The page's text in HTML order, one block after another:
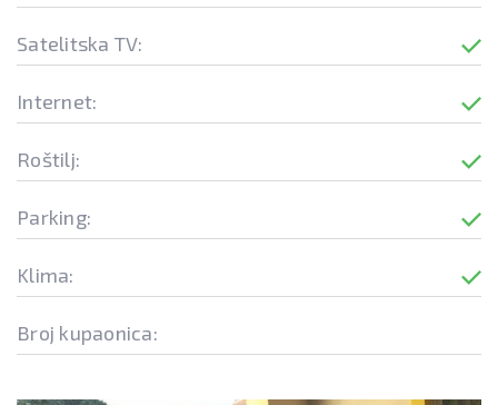
Satelitska TV:
Internet:
Roštilj:
Parking:
Klima:
Broj kupaonica: